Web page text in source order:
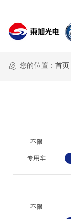
您的位置： 首页
不限
专用车
不限